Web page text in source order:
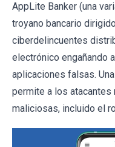
AppLite Banker (una
troyano bancario
ciberdelincuentes
electrónico engañando
aplicaciones falsas.
permite a los
maliciosas, incluido el